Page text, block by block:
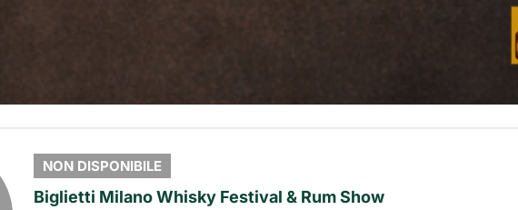
NON DISPONIBILE
Biglietti Milano Whisky Festival & Rum Show